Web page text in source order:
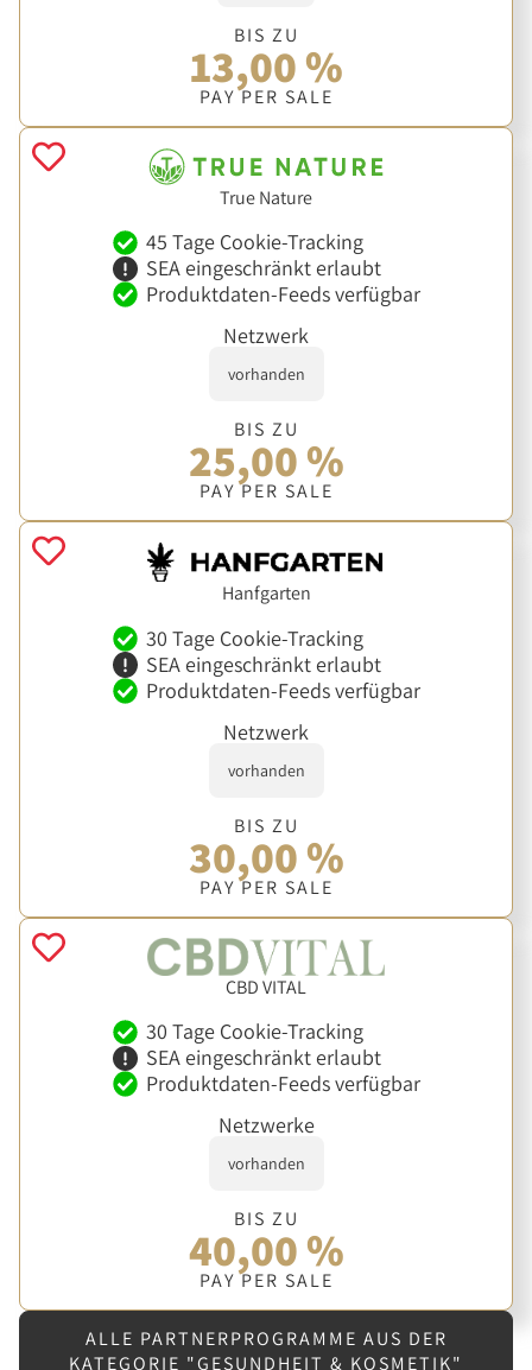
BIS ZU
13,00 %
PAY PER SALE
True Nature
45 Tage Cookie-Tracking
SEA eingeschränkt erlaubt
Produktdaten-Feeds verfügbar
Netzwerk
vorhanden
BIS ZU
25,00 %
PAY PER SALE
Hanfgarten
30 Tage Cookie-Tracking
SEA eingeschränkt erlaubt
Produktdaten-Feeds verfügbar
Netzwerk
vorhanden
BIS ZU
30,00 %
PAY PER SALE
CBD VITAL
30 Tage Cookie-Tracking
SEA eingeschränkt erlaubt
Produktdaten-Feeds verfügbar
Netzwerke
vorhanden
BIS ZU
40,00 %
PAY PER SALE
ALLE PARTNERPROGRAMME AUS DER
KATEGORIE "GESUNDHEIT & KOSMETIK"